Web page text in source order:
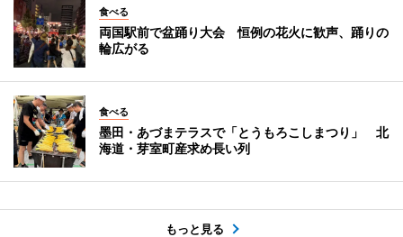
食べる
両国駅前で盆踊り大会 恒例の花火に歓声、踊りの
輪広がる
食べる
墨田・あづまテラスで「とうもろこしまつり」 北
海道・芽室町産求め長い列
もっと見る